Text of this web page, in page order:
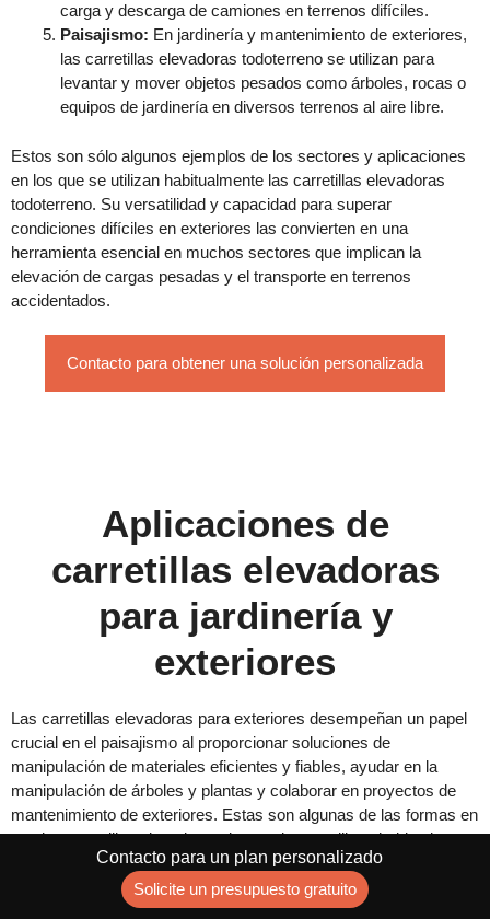
carga y descarga de camiones en terrenos difíciles.
Paisajismo: En jardinería y mantenimiento de exteriores,
las carretillas elevadoras todoterreno se utilizan para
levantar y mover objetos pesados como árboles, rocas o
equipos de jardinería en diversos terrenos al aire libre.
Estos son sólo algunos ejemplos de los sectores y aplicaciones
en los que se utilizan habitualmente las carretillas elevadoras
todoterreno. Su versatilidad y capacidad para superar
condiciones difíciles en exteriores las convierten en una
herramienta esencial en muchos sectores que implican la
elevación de cargas pesadas y el transporte en terrenos
accidentados.
Contacto para obtener una solución personalizada
Aplicaciones de
carretillas elevadoras
para jardinería y
exteriores
Las carretillas elevadoras para exteriores desempeñan un papel
crucial en el paisajismo al proporcionar soluciones de
manipulación de materiales eficientes y fiables, ayudar en la
manipulación de árboles y plantas y colaborar en proyectos de
mantenimiento de exteriores. Estas son algunas de las formas en
que las carretillas elevadoras de exterior se utilizan habitualmente
en jardinería:
1. Mover objetos pesados:
Contacto para un plan personalizado
Solicite un presupuesto gratuito